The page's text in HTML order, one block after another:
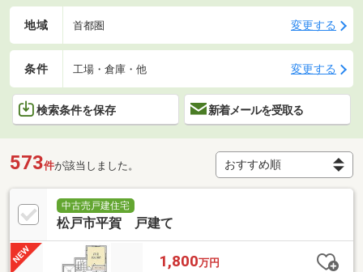
地域 首都圏 変更する
条件 工場・倉庫・他 変更する
検索条件を保存 新着メールを受取る
573件が該当しました。
中古売戸建住宅
松戸市平賀 戸建て
1,800万円